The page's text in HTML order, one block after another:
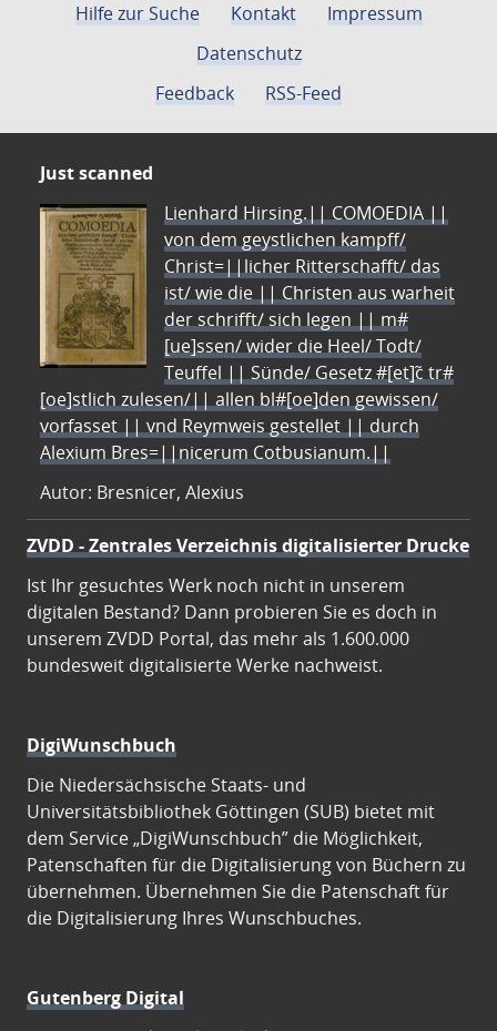
Hilfe zur Suche Kontakt
Impressum
Datenschutz
Feedback
RSS-Feed
Just scanned
Lienhard Hirsing.|| COMOEDIA ||
von dem geystlichen kampff/
Christ=||licher Ritterschafft/ das
ist/ wie die || Christen aus warheit
der schrifft/ sich legen || m#
[ue]ssen/ wider die Heel/ Todt/
Teuffel || Sünde/ Gesetz #[et]c̃ tr#
[oe]stlich zulesen/|| allen bl#[oe]den gewissen/
vorfasset || vnd Reymweis gestellet || durch
Alexium Bres=||nicerum Cotbusianum.||
Autor: Bresnicer, Alexius
ZVDD - Zentrales Verzeichnis digitalisierter Drucke
Ist Ihr gesuchtes Werk noch nicht in unserem
digitalen Bestand? Dann probieren Sie es doch in
unserem ZVDD Portal, das mehr als 1.600.000
bundesweit digitalisierte Werke nachweist.
DigiWunschbuch
Die Niedersächsische Staats- und
Universitätsbibliothek Göttingen (SUB) bietet mit
dem Service „DigiWunschbuch” die Möglichkeit,
Patenschaften für die Digitalisierung von Büchern zu
übernehmen. Übernehmen Sie die Patenschaft für
die Digitalisierung Ihres Wunschbuches.
Gutenberg Digital